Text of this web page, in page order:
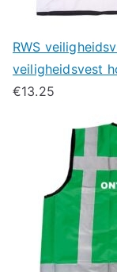
RWS
veiligheidsvest
€13.25